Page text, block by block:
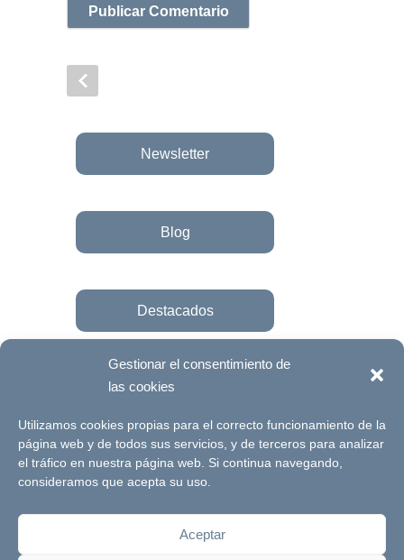
Gestionar el consentimiento de
las cookies
Utilizamos cookies propias para el correcto funcionamiento de la
página web y de todos sus servicios, y de terceros para analizar
el tráfico en nuestra página web. Si continua navegando,
consideramos que acepta su uso.
Aceptar
Newsletter
Blog
Destacados
Únete a la fundación
© Futuro Singular Córdoba 2017. Web
desarrollada por
Aviso Legal